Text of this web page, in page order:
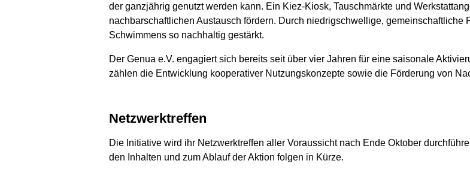
der ganzjährig genutzt werden kann. Ein Kiez-Kiosk, Tauschmärkte und
nachbarschaftlichen Austausch fördern. Durch niedrigschwellige, gemeinschaftliche
Schwimmens so nachhaltig gestärkt.
Der Genua e.V. engagiert sich bereits seit über vier Jahren für eine saisonale
zählen die Entwicklung kooperativer Nutzungskonzepte sowie die Förderung von
Netzwerktreffen
Die Initiative wird ihr Netzwerktreffen aller Voraussicht nach Ende Oktober
den Inhalten und zum Ablauf der Aktion folgen in Kürze.